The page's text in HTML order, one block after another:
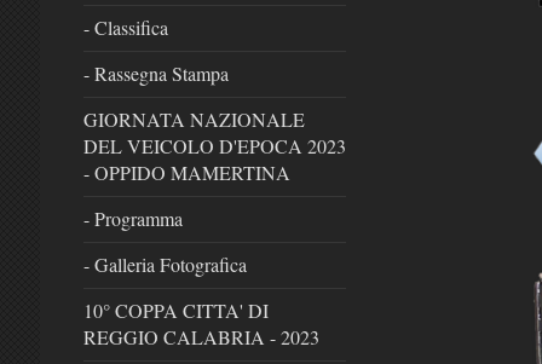
- Classifica
- Rassegna Stampa
GIORNATA NAZIONALE
DEL VEICOLO D'EPOCA 2023
- OPPIDO MAMERTINA
- Programma
- Galleria Fotografica
10° COPPA CITTA' DI
REGGIO CALABRIA - 2023